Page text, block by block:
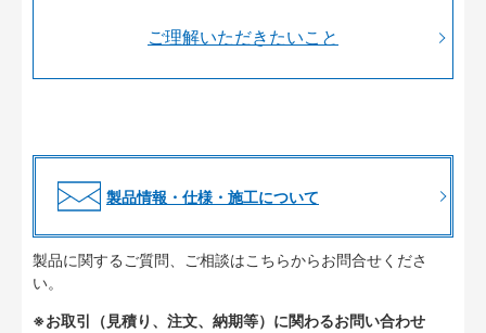
ご理解いただきたいこと
製品情報・仕様・施工について
製品に関するご質問、ご相談はこちらからお問合せくださ
い。
※お取引（見積り、注文、納期等）に関わるお問い合わせ